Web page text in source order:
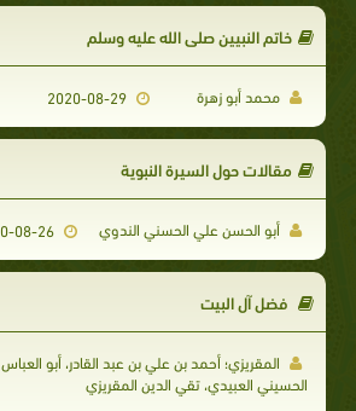
خاتم النبيين صلى الله عليه وسلم
محمد أبو زهرة
مقالات حول السيرة النبوية
أبو الحسن علي الحسني الندوي 2020-08-26
فضل آل البيت
المقريزي؛ أحمد بن علي بن عبد القادر، أبو العباس
الحسيني العبيدي، تقي الدين المقريزي